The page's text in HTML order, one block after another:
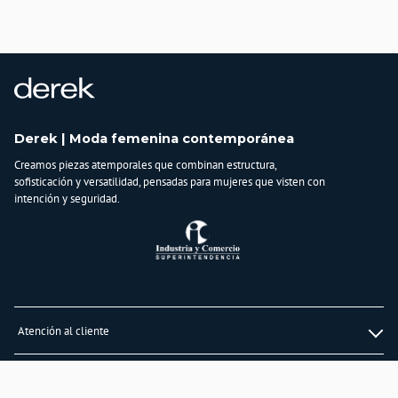
No lavar en maquina, no usar blanqueadores, no planchar, secar extendido en
superficie plana, no retorcer, lavar y secar con colores similares
100% Acrilico
Derek | Moda femenina contemporánea
Creamos piezas atemporales que combinan estructura,
sofisticación y versatilidad, pensadas para mujeres que visten con
intención y seguridad.
Atención al cliente